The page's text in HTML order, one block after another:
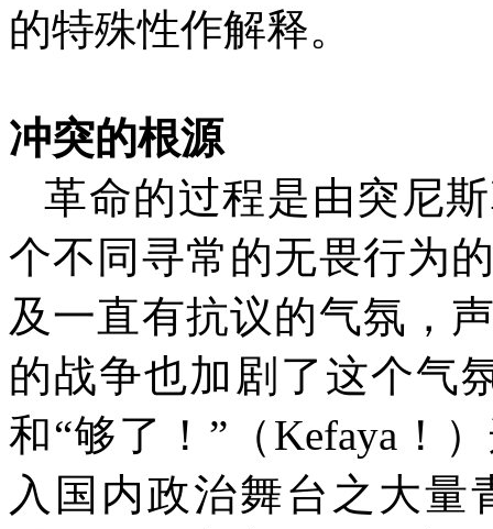
的特殊性作解释。
冲突的根源
革命的过程是由突尼
个不同寻常的无畏行为
及一直有抗议的气氛，
的战争也加剧了这个气
和“够了！”（ Kefaya ！
入国内政治舞台之大